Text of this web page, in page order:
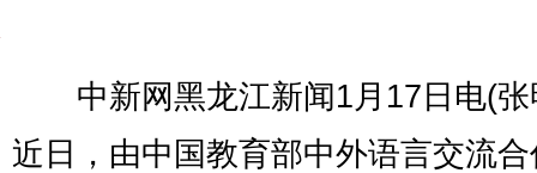
中新网黑龙江新闻1月17日电(张
近日，由中国教育部中外语言交流